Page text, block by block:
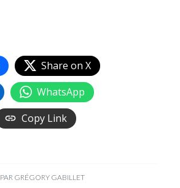
Share on X
WhatsApp
Copy Link
PAR GRÉGORY GABILLET